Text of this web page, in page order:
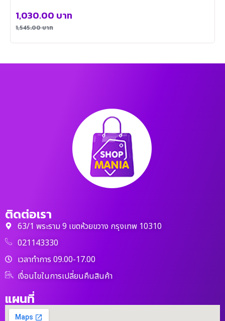
1,545.00บาท
1,030.00 บาท
ติดต่อเรา
63/1 พระราม 9 เขตห้วยขวาง กรุงเทพ 10310
021143330
เวลาทำการ 09.00-17.00
เงื่อนไขในการเปลี่ยนคืนสินค้า
แผนที่